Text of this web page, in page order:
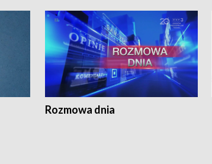
Rozmowa dnia